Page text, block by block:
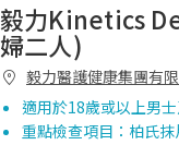
毅力Kinetics
婦二人)
毅力醫護健康集團有
適用於18歲或以上男
重點檢查項目：柏氏